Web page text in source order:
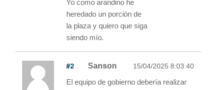
Yo como arandino he
heredado un porción de
la plaza y quiero que siga
siendo mío.
#2 Sanson 15/04/2025 8:03:40
El equipo de gobierno debería realizar